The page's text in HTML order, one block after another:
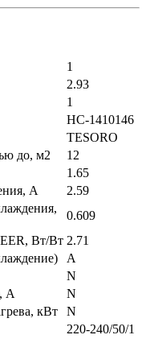
1
2.93
1
НС-1410146
TESORO
до, м2
12
1.65
A
2.59
0.609
Вт/Вт 2.71
A
N
A
N
кВт
N
220-240/50/1